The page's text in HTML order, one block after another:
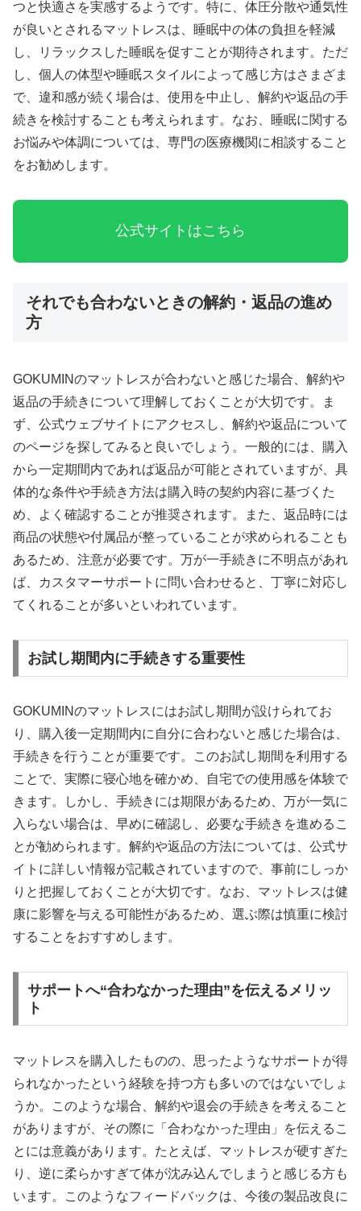
つと快適さを実感するようです。特に、体圧分散や通気性
が良いとされるマットレスは、睡眠中の体の負担を軽減
し、リラックスした睡眠を促すことが期待されます。ただ
し、個人の体型や睡眠スタイルによって感じ方はさまざま
で、違和感が続く場合は、使用を中止し、解約や返品の手
続きを検討することも考えられます。なお、睡眠に関する
お悩みや体調については、専門の医療機関に相談すること
をお勧めします。
公式サイトはこちら
それでも合わないときの解約・返品の進め
方
GOKUMINのマットレスが合わないと感じた場合、解約や
返品の手続きについて理解しておくことが大切です。ま
ず、公式ウェブサイトにアクセスし、解約や返品について
のページを探してみると良いでしょう。一般的には、購入
から一定期間内であれば返品が可能とされていますが、具
体的な条件や手続き方法は購入時の契約内容に基づくた
め、よく確認することが推奨されます。また、返品時には
商品の状態や付属品が整っていることが求められることも
あるため、注意が必要です。万が一手続きに不明点があれ
ば、カスタマーサポートに問い合わせると、丁寧に対応し
てくれることが多いといわれています。
お試し期間内に手続きする重要性
GOKUMINのマットレスにはお試し期間が設けられてお
り、購入後一定期間内に自分に合わないと感じた場合は、
手続きを行うことが重要です。このお試し期間を利用する
ことで、実際に寝心地を確かめ、自宅での使用感を体験で
きます。しかし、手続きには期限があるため、万が一気に
入らない場合は、早めに確認し、必要な手続きを進めるこ
とが勧められます。解約や返品の方法については、公式サ
イトに詳しい情報が記載されていますので、事前にしっか
りと把握しておくことが大切です。なお、マットレスは健
康に影響を与える可能性があるため、選ぶ際は慎重に検討
することをおすすめします。
サポートへ“合わなかった理由”を伝えるメリッ
ト
マットレスを購入したものの、思ったようなサポートが得
られなかったという経験を持つ方も多いのではないでしょ
うか。このような場合、解約や退会の手続きを考えること
がありますが、その際に「合わなかった理由」を伝えるこ
とには意義があります。たとえば、マットレスが硬すぎた
り、逆に柔らかすぎて体が沈み込んでしまうと感じる方も
います。このようなフィードバックは、今後の製品改良に